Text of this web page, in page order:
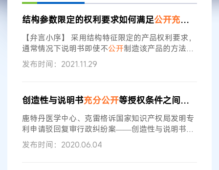
结构参数限定的权利要求如何满足公开充分
【弁言小序】 采用结构特征限定的产品权利要求，
通常情况下说明书即使不公开制造该产品的方法，
亦不会被认为违反专利法第二十六条第三款的规
定。但是对于采用结构参数来限定的产品权利要
借鉴化学领域的参数限定判断的方法，通过一个典
型案例来阐述这一问题。 【理念阐释】 关于结构
参数，从内容上看，反映结构特征，是对产品结构
发布时间：2021.11.29
创造性与说明书充分公开等授权条件之间的关系
鹿特丹医学中心、克雷格诉国家知识产权局发明专
利申请驳回复审行政纠纷案——创造性与说明书充
分公开等授权条件之间的关系 一审案号：
（2018）京73行初2154号 二审案号：（2019）最
发布时间：2020.06.04